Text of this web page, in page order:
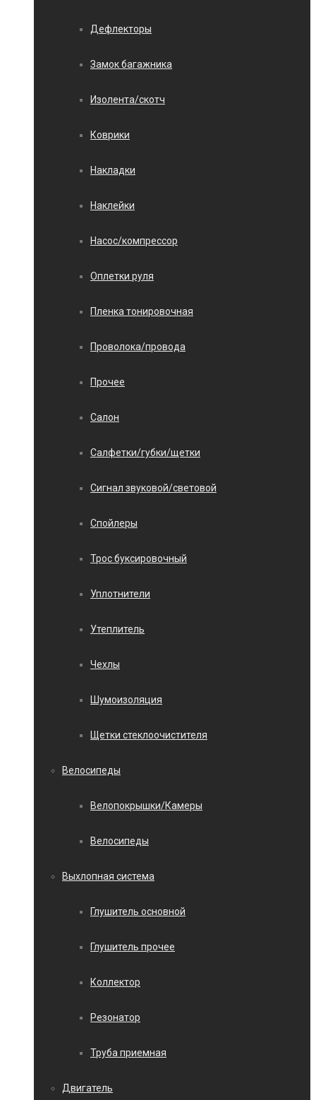
Дефлекторы
Замок багажника
Изолента/скотч
Коврики
Накладки
Наклейки
Насос/компрессор
Оплетки руля
Пленка тонировочная
Проволока/провода
Прочее
Салон
Салфетки/губки/щетки
Сигнал звуковой/световой
Спойлеры
Трос буксировочный
Уплотнители
Утеплитель
Чехлы
Шумоизоляция
Щетки стеклоочистителя
Велосипеды
Велопокрышки/Камеры
Велосипеды
Выхлопная система
Глушитель основной
Глушитель прочее
Коллектор
Резонатор
Труба приемная
Двигатель